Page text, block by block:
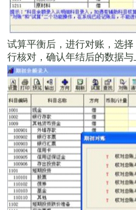
试算平衡后，进行对账，选
行核对，确认年结后的数据